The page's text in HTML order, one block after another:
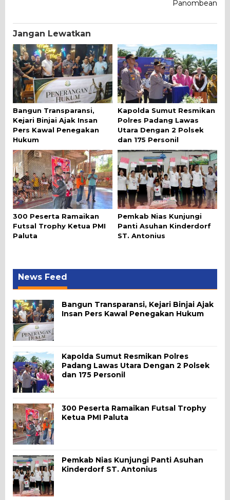
Panombean
Jangan Lewatkan
Bangun Transparansi,
Kejari Binjai Ajak Insan
Pers Kawal Penegakan
Hukum
Kapolda Sumut Resmikan
Polres Padang Lawas
Utara Dengan 2 Polsek
dan 175 Personil
300 Peserta Ramaikan
Futsal Trophy Ketua PMI
Paluta
Pemkab Nias Kunjungi
Panti Asuhan Kinderdorf
ST. Antonius
News Feed
Bangun Transparansi, Kejari Binjai Ajak
Insan Pers Kawal Penegakan Hukum
Kapolda Sumut Resmikan Polres
Padang Lawas Utara Dengan 2 Polsek
dan 175 Personil
300 Peserta Ramaikan Futsal Trophy
Ketua PMI Paluta
Pemkab Nias Kunjungi Panti Asuhan
Kinderdorf ST. Antonius